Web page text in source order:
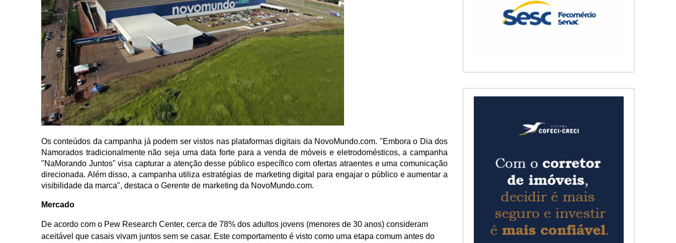
Os conteúdos da campanha já podem ser vistos nas plataformas digitais da NovoMundo.com. "Embora o Dia dos
Namorados tradicionalmente não seja uma data forte para a venda de móveis e eletrodomésticos, a campanha
"NaMorando Juntos" visa capturar a atenção desse público específico com ofertas atraentes e uma comunicação
direcionada. Além disso, a campanha utiliza estratégias de marketing digital para engajar o público e aumentar a
visibilidade da marca", destaca o Gerente de marketing da NovoMundo.com.
Mercado
De acordo com o Pew Research Center, cerca de 78% dos adultos jovens (menores de 30 anos) consideram
aceitável que casais vivam juntos sem se casar. Este comportamento é visto como uma etapa comum antes do